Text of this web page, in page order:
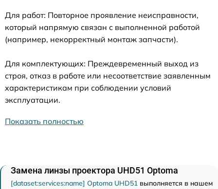
Для работ: Повторное проявление неисправности,
который напрямую связан с выполненной работой
(например, некорректный монтаж запчасти).
Для комплектующих: Преждевременный выход из
строя, отказ в работе или несоответствие заявленным
характеристикам при соблюдении условий
эксплуатации.
Показать полностью
Замена линзы проектора UHD51 Optoma
[dataset:services:name] Optoma UHD51 выполняется в нашем